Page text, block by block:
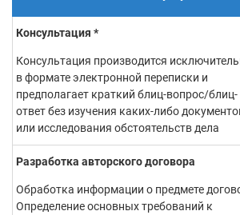
Можно ли менять условия
договоров после
Особенностью рассматриваемого
направленность на создание общих
организации, которые будут
договора не являются окончательными,
договор является второстепенным по
поэтому к договору с открытыми
Консультация *
Консультация производится
в формате электронной переписки и
предполагает краткий блиц-вопрос/блиц-
ответ без изучения каких-либо
или исследования обстоятельств дела
Разработка авторского договора
Обработка информации о предмете
Определение основных требований к